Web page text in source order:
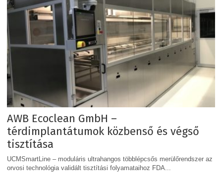
AWB Ecoclean GmbH –
térdimplantátumok közbenső és végső
tisztítása
UCMSmartLine – moduláris ultrahangos többlépcsős merülőrendszer az
orvosi technológia validált tisztítási folyamataihoz FDA...